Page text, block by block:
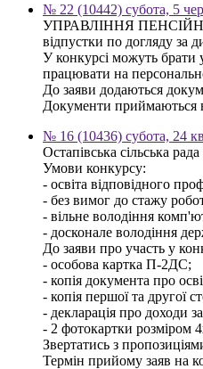
№ 22 (10442) субота, 5
УПРАВЛІННЯ
відпустки по догляду за
У конкурсі можуть брати
працювати на
До заяви додаються
Документи приймаються
№ 16 (10436) субота, 24
Остапівська сільська
Умови конкурсу:
- освіта відповідного
- без вимог до стажу
- вільне володіння
- досконале володіння
До заяви про участь у
- особова картка П-2ДС;
- копія документа про
- копія першої та другої
- декларація про доходи
- 2 фотокартки розміром
Звертатись з
Термін прийому заяв на